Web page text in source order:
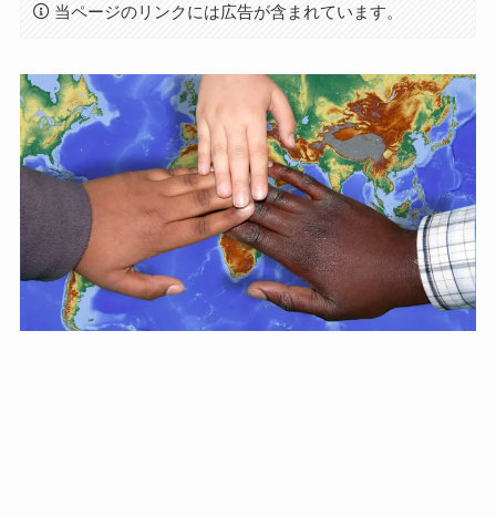
当ページのリンクには広告が含まれています。